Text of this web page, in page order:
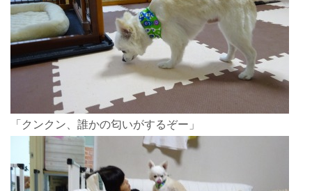
「クンクン、誰かの匂いがするぞー」